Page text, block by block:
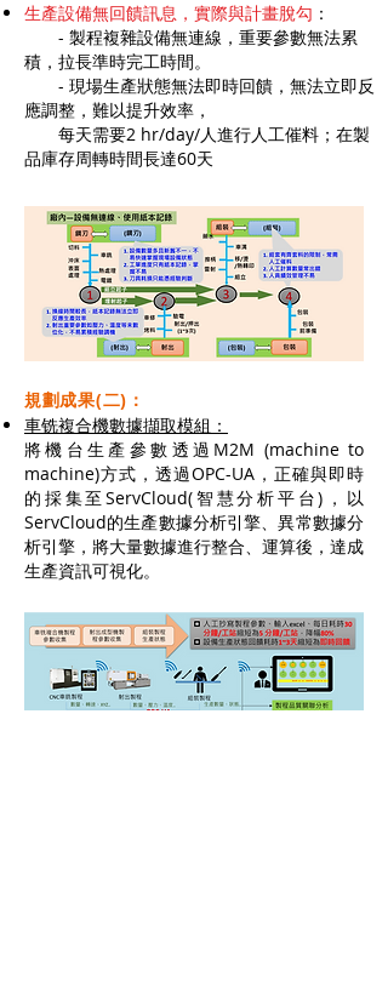
生產設備無回饋訊息，實際與計畫脫勾 ：
- 製程複雜設備無連線，重要參數無法累
積，拉長準時完工時間。
- 現場生產狀態無法即時回饋，無法立即反
應調整，難以提升效率，
每天需要2 hr/day/人進行人工催料；在製
品庫存周轉時間長達60天
規劃成果(二) ：
車铣複合機數據擷取模組：
將機台生產參數透過M2M (machine to
machine)方式，透過OPC-UA，正確與即時
的採集至ServCloud(智慧分析平台)，以
ServCloud的生產數據分析引擎、異常數據分
析引擎，將大量數據進行整合、運算後，達成
生產資訊可視化。